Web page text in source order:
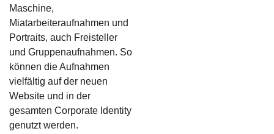
Maschine,
Miatarbeiteraufnahmen und
Portraits, auch Freisteller
und Gruppenaufnahmen. So
können die Aufnahmen
vielfältig auf der neuen
Website und in der
gesamten Corporate Identity
genutzt werden.